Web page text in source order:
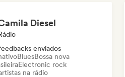
Diesel
enviados
BluesBossa nova
Electronic rock
na rádio